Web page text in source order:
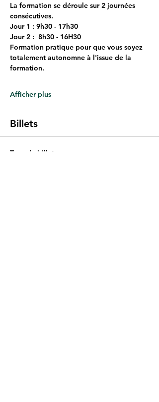
La formation se déroule sur 2 journées
consécutives.
Jour 1 : 9h30 - 17h30
Jour 2 :  8h30 - 16H30
Formation pratique pour que vous soyez
totalement autonomne à l'issue de la
formation.
Afficher plus
Billets
Type de billet